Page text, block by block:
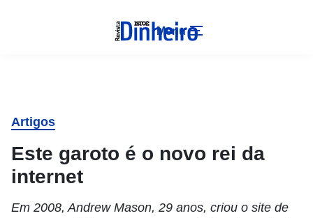
Menu
Artigos
Este garoto é o novo rei da
internet
Em 2008, Andrew Mason, 29 anos, criou o site de